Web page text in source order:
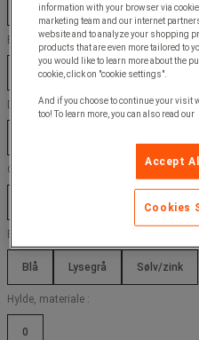
NIVEAU SUPPLÉMENTAIRE
Bredde (mm) :
915 mm 1220 mm
Dybde (mm) :
Overfladebehandling :
Bjælke, farve :
Blå Lysegrå Sølv/zink
Hylde, materiale :
0
information with your browser via
marketing team and our internet
website and to analyze your shopping
products that are even more tailored to
you would like to learn more about the
cookie, click on "cookie settings".
And if you choose to continue your visit
too! To learn more, you can also read our
Accept
Cookies